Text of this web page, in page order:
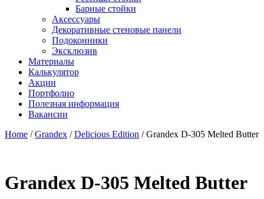
Барные стойки
Аксессуары
Декоративные стеновые панели
Подоконники
Эксклюзив
Материалы
Калькулятор
Акции
Портфолио
Полезная информация
Вакансии
Home /Grandex /Delicious Edition / Grandex D-305 Melted Butter
Grandex D-305 Melted Butter